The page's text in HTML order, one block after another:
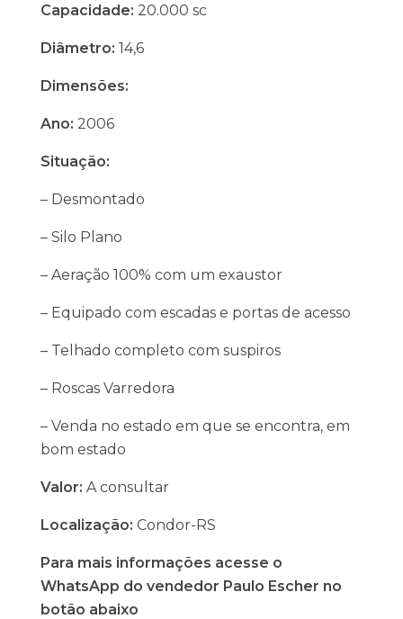
Capacidade: 20.000 sc
Diâmetro: 14,6
Dimensões:
Ano: 2006
Situação:
– Desmontado
– Silo Plano
– Aeração 100% com um exaustor
– Equipado com escadas e portas de acesso
– Telhado completo com suspiros
– Roscas Varredora
– Venda no estado em que se encontra, em
bom estado
Valor: A consultar
Localização: Condor-RS
Para mais informações acesse o
WhatsApp do vendedor Paulo Escher no
botão abaixo